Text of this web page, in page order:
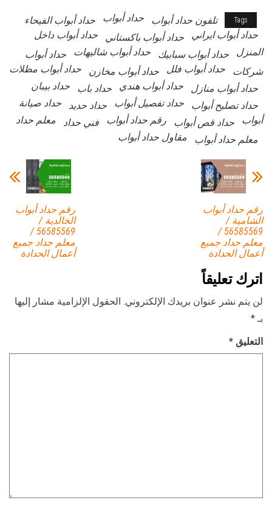
Tags تلفون حداد أبواب حداد أبواب
حداد أبواب الفيحاء
حداد أبواب ايراني
حداد أبواب باكستاني
حداد أبواب داخل
المنزل
حداد أبواب سبابيك حداد أبواب شاليهات
حداد أبواب
شركات
حداد أبواب فلل حداد أبواب مخازن
حداد أبواب مظلات
حداد أبواب منازل
حداد أبواب هندي حداد باب
حداد بيبان
حداد تصليح أبواب
حداد تفصيل أبواب حداد حديد
حداد صيانة
أبواب
حداد قص أبواب رقم حداد أبواب فني حداد
معلم حداد
معلم حداد أبواب
مقاول حداد أبواب
رقم حداد أبواب
الخالدية /
56585569 /
معلم حداد جميع
أعمال الحدادة
رقم حداد أبواب
الشامية /
56585569 /
معلم حداد جميع
أعمال الحدادة
اترك تعليقاً
لن يتم نشر عنوان بريدك الإلكتروني. الحقول الإلزامية مشار إليها
بـ *
التعليق *